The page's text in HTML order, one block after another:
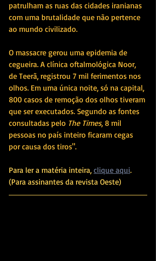
patrulham as ruas das cidades iranianas
com uma brutalidade que não pertence
ao mundo civilizado.
O massacre gerou uma epidemia de
cegueira. A clínica oftalmológica Noor,
de Teerã, registrou 7 mil ferimentos nos
olhos. Em uma única noite, só na capital,
800 casos de remoção dos olhos tiveram
que ser executados. Segundo as fontes
consultadas pelo The Times, 8 mil
pessoas no país inteiro ficaram cegas
por causa dos tiros".
Para ler a matéria inteira, clique aqui.
(Para assinantes da revista Oeste)